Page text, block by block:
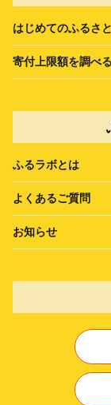
はじめてのふるさ
寄付上限額を調べる
ふるラボとは
よくあるご質問
お知らせ